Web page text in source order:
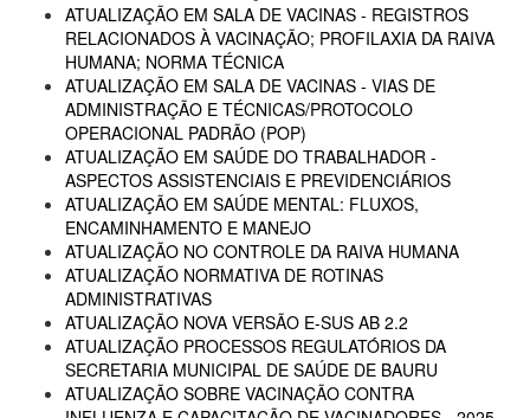
ATUALIZAÇÃO EM SALA DE VACINAS - REGISTROS
RELACIONADOS À VACINAÇÃO; PROFILAXIA DA RAIVA
HUMANA; NORMA TÉCNICA
ATUALIZAÇÃO EM SALA DE VACINAS - VIAS DE
ADMINISTRAÇÃO E TÉCNICAS/PROTOCOLO
OPERACIONAL PADRÃO (POP)
ATUALIZAÇÃO EM SAÚDE DO TRABALHADOR -
ASPECTOS ASSISTENCIAIS E PREVIDENCIÁRIOS
ATUALIZAÇÃO EM SAÚDE MENTAL: FLUXOS,
ENCAMINHAMENTO E MANEJO
ATUALIZAÇÃO NO CONTROLE DA RAIVA HUMANA
ATUALIZAÇÃO NORMATIVA DE ROTINAS
ADMINISTRATIVAS
ATUALIZAÇÃO NOVA VERSÃO E-SUS AB 2.2
ATUALIZAÇÃO PROCESSOS REGULATÓRIOS DA
SECRETARIA MUNICIPAL DE SAÚDE DE BAURU
ATUALIZAÇÃO SOBRE VACINAÇÃO CONTRA